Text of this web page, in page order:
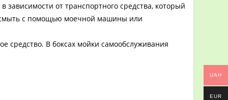
от транспортного средства, который
смыть с помощью моечной машины или
средство. В боксах мойки самообслуживания
UAH
EUR